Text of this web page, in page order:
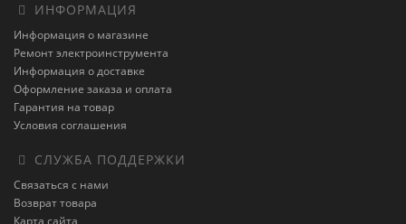
ИНФОРМАЦИЯ
Информация о магазине
Ремонт электроинструмента
Информация о доставке
Оформление заказа и оплата
Гарантия на товар
Условия соглашения
СЛУЖБА ПОДДЕРЖКИ
Связаться с нами
Возврат товара
Карта сайта